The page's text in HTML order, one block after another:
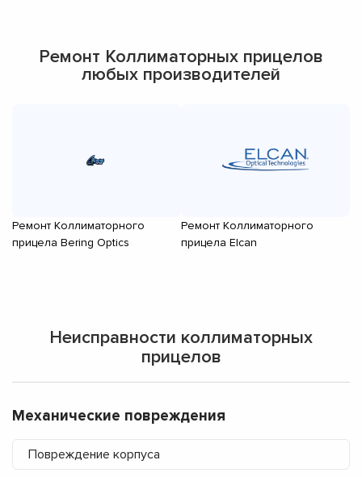
Ремонт Коллиматорных прицелов
любых производителей
Ремонт Коллиматорного
прицела Bering Optics
Ремонт Коллиматорного
прицела Elcan
Неисправности коллиматорных
прицелов
Механические повреждения
Повреждение корпуса